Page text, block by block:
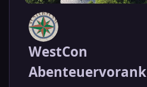
WestCon